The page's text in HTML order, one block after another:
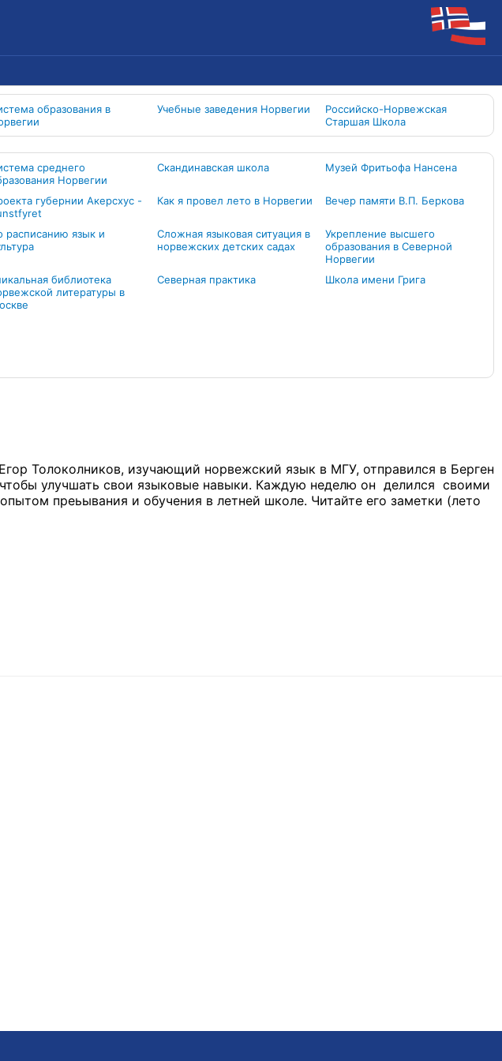
образования в
Учебные заведения Норвегии
Российско-Норвежская
Старшая Школа
среднего
Норвегии
Скандинавская школа Музей Фритьофа Нансена
губернии Акерсхус -
Как я провел лето в Норвегии Вечер памяти В.П. Беркова
расписанию язык и
Сложная языковая ситуация в
норвежских детских садах
Укрепление высшего
образования в Северной
Норвегии
библиотека
литературы в
Северная практика Школа имени Грига
Толоколников, изучающий норвежский язык в МГУ, отправился в Берген
улучшать свои языковые навыки. Каждую неделю он делился своими
преьывания и обучения в летней школе. Читайте его заметки (лето